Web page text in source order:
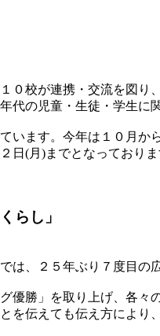
０校が連携・交流を図
代の児童・生徒・学生に
います。今年は１０月
日(月)までとなっておりま
らし」
は、２５年ぶり７度目の
優勝」を取り上げ、各
を伝えても伝え方により